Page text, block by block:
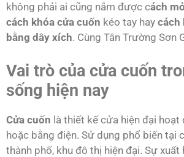
không phải ai cũng nắm được cách
cách khóa cửa cuốn kéo tay hay cách
bằng dây xích. Cùng Tân Trường Sơn
Vai trò của cửa cuốn
sống hiện nay
Cửa cuốn là thiết kế cửa hiện đại hoạt
hoặc bằng điện. Sử dụng phổ biến tại
thành phố, khu đô thị hiện đại. Sự